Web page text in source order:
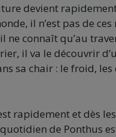
devient
il n’est pas de
ne connaît qu’au
il va le découvrir
sa chair : le froid,
rapidement et dès
de Ponthus